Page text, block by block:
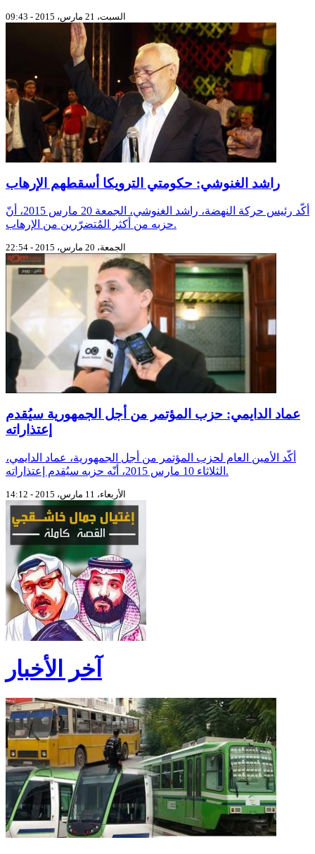
السبت، 21 مارس، 2015 - 09:43
راشد الغنوشي: حكومتي الترويكا أسقطهم الإرهاب
أكّد رئيس حركة النهضة، راشد الغنوشي، الجمعة 20 مارس 2015، أنّ
حزبه من أكثر المُتضرّرين من الإرهاب.
الجمعة، 20 مارس، 2015 - 22:54
عماد الدايمي: حزب المؤتمر من أجل الجمهورية سيُقدم
إعتذاراته
أكّد الأمين العام لحزب المؤتمر من أجل الجمهورية، عماد الدايمي،
الثلاثاء 10 مارس 2015، أنّه حزبه سيُقدم إعتذاراته.
الأربعاء، 11 مارس، 2015 - 14:12
آخر الأخبار